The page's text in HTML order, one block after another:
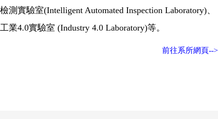
檢測實驗室(Intelligent Automated Inspection Laboratory)、
工業4.0實驗室 (Industry 4.0 Laboratory)等。
前往系所網頁-->